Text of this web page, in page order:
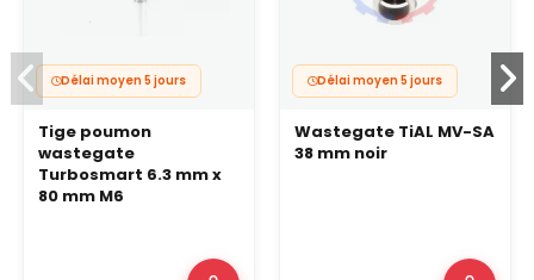
Délai moyen 5 jours
Tige poumon
wastegate
Turbosmart 6.3 mm x
80 mm M6
Délai moyen 5 jours
Wastegate TiAL MV-SA
38 mm noir